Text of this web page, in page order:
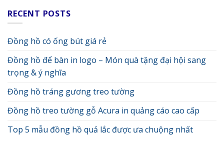
RECENT POSTS
Đồng hồ có ống bút giá rẻ
Đồng hồ để bàn in logo – Món quà tặng đại hội sang
trọng & ý nghĩa
Đồng hồ tráng gương treo tường
Đồng hồ treo tường gỗ Acura in quảng cáo cao cấp
Top 5 mẫu đồng hồ quả lắc được ưa chuộng nhất